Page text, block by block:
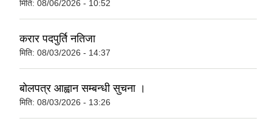
मिति: 08/06/2026 - 10:52
करार पदपुर्ति नतिजा
मिति: 08/03/2026 - 14:37
बोलपत्र आह्वान सम्बन्धी सुचना ।
मिति: 08/03/2026 - 13:26